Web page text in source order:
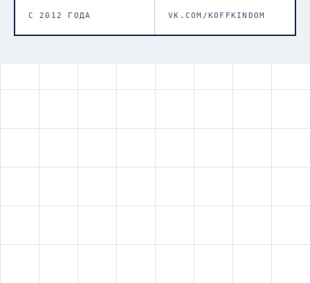
С 2012 ГОДА VK.COM/KOFFKINDOM